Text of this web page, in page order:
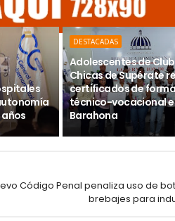
DESTACADAS
Adolescentes de
Chicas de Supérate
certificados de
técnico-vocacional
Barahona
Código Penal penaliza uso de
brebajes para